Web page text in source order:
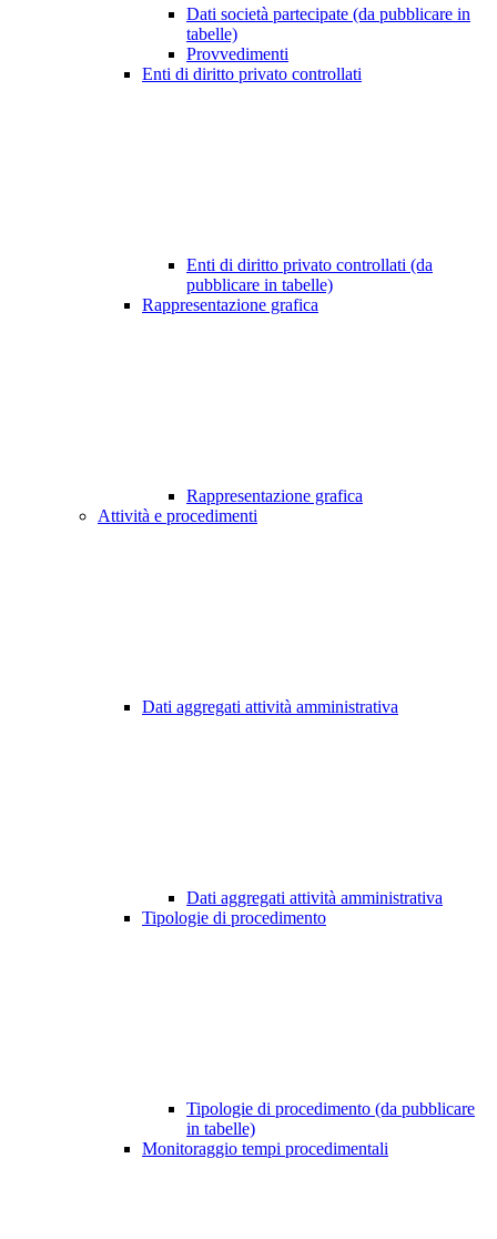
Dati società partecipate (da pubblicare in
tabelle)
Provvedimenti
Enti di diritto privato controllati
Enti di diritto privato controllati (da
pubblicare in tabelle)
Rappresentazione grafica
Rappresentazione grafica
Attività e procedimenti
Dati aggregati attività amministrativa
Dati aggregati attività amministrativa
Tipologie di procedimento
Tipologie di procedimento (da pubblicare
in tabelle)
Monitoraggio tempi procedimentali